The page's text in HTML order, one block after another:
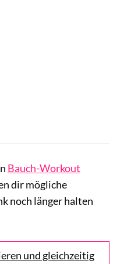
Bauch-Workout
dir mögliche
noch länger halten
und gleichzeitig